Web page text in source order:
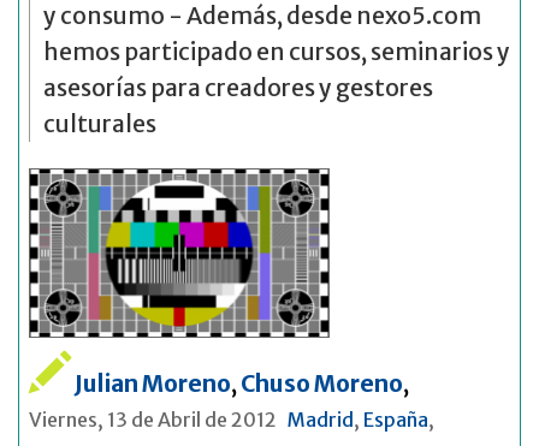
y consumo - Además, desde nexo5.com
hemos participado en cursos, seminarios y
asesorías para creadores y gestores
culturales
Julian Moreno, Chuso Moreno,
Viernes, 13 de Abril de 2012 Madrid , España,